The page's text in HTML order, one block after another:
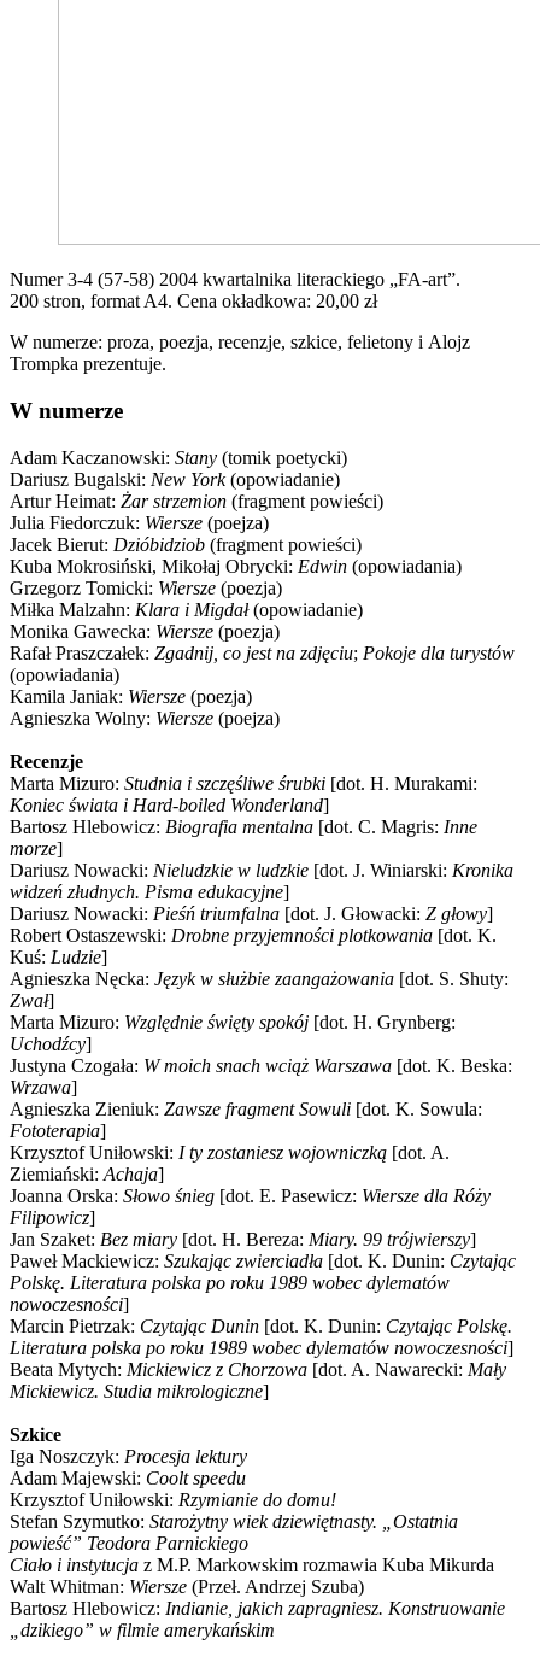
Numer 3-4 (57-58) 2004 kwartalnika literackiego „FA-art”.
200 stron, format A4. Cena okładkowa: 20,00 zł
W numerze: proza, poezja, recenzje, szkice, felietony i Alojz
Trompka prezentuje.
W numerze
Adam Kaczanowski: Stany (tomik poetycki)
Dariusz Bugalski: New York(opowiadanie)
Artur Heimat: Żar strzemion (fragment powieści)
Julia Fiedorczuk: Wiersze (poejza)
Jacek Bierut: Dzióbidziob (fragment powieści)
Kuba Mokrosiński, Mikołaj Obrycki: Edwin (opowiadania)
Grzegorz Tomicki: Wiersze (poezja)
Miłka Malzahn: Klara i Migdał(opowiadanie)
Monika Gawecka: Wiersze (poezja)
Rafał Praszczałek: Zgadnij, co jest na zdjęciu; Pokoje dla turystów
(opowiadania)
Kamila Janiak: Wiersze (poezja)
Agnieszka Wolny: Wiersze (poejza)
Recenzje
Marta Mizuro: Studnia i szczęśliwe śrubki [dot. H. Murakami:
Koniec świata i Hard-boiled Wonderland]
Bartosz Hlebowicz: Biografia mentalna [dot. C. Magris: Inne
morze]
Dariusz Nowacki: Nieludzkie w ludzkie [dot. J. Winiarski: Kronika
widzeń złudnych. Pisma edukacyjne]
Dariusz Nowacki: Pieśń triumfalna [dot. J. Głowacki: Z głowy]
Robert Ostaszewski: Drobne przyjemności plotkowania [dot. K.
Kuś: Ludzie]
Agnieszka Nęcka: Język w służbie zaangażowania [dot. S. Shuty:
Zwał]
Marta Mizuro: Względnie święty spokój [dot. H. Grynberg:
Uchodźcy]
Justyna Czogała: W moich snach wciąż Warszawa [dot. K. Beska:
Wrzawa]
Agnieszka Zieniuk: Zawsze fragment Sowuli [dot. K. Sowula:
Fototerapia]
Krzysztof Uniłowski: I ty zostaniesz wojowniczką [dot. A.
Ziemiański: Achaja]
Joanna Orska: Słowo śnieg [dot. E. Pasewicz: Wiersze dla Róży
Filipowicz]
Jan Szaket: Bez miary [dot. H. Bereza: Miary. 99 trójwierszy]
Paweł Mackiewicz: Szukając zwierciadła [dot. K. Dunin: Czytając
Polskę. Literatura polska po roku 1989 wobec dylematów
nowoczesności]
Marcin Pietrzak: Czytając Dunin [dot. K. Dunin: Czytając Polskę.
Literatura polska po roku 1989 wobec dylematów nowoczesności]
Beata Mytych: Mickiewicz z Chorzowa [dot. A. Nawarecki: Mały
Mickiewicz. Studia mikrologiczne]
Szkice
Iga Noszczyk: Procesja lektury
Adam Majewski: Coolt speedu
Krzysztof Uniłowski: Rzymianie do domu!
Stefan Szymutko: Starożytny wiek dziewiętnasty. „Ostatnia
powieść” Teodora Parnickiego
Ciało i instytucja z M.P. Markowskim rozmawia Kuba Mikurda
Walt Whitman: Wiersze (Przeł. Andrzej Szuba)
Bartosz Hlebowicz: Indianie, jakich zapragniesz. Konstruowanie
„dzikiego” w filmie amerykańskim